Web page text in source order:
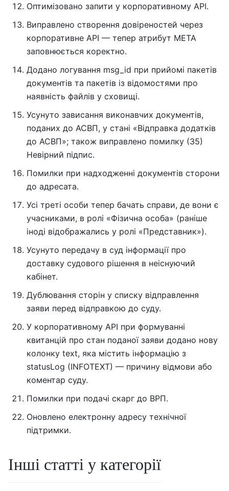
Оптимізовано запити у корпоративному API.
Виправлено створення довіреностей через
корпоративне API — тепер атрибут META
заповнюється коректно.
Додано логування msg_id при прийомі пакетів
документів та пакетів із відомостями про
наявність файлів у сховищі.
Усунуто зависання виконавчих документів,
поданих до АСВП, у стані «Відправка додатків
до АСВП»; також виправлено помилку (35)
Невірний підпис.
Помилки при надходженні документів сторони
до адресата.
Усі треті особи тепер бачать справи, де вони є
учасниками, в ролі «Фізична особа» (раніше
іноді відображались у ролі «Представник»).
Усунуто передачу в суд інформації про
доставку судового рішення в неіснуючий
кабінет.
Дублювання сторін у списку відправлення
заяви перед відправкою до суду.
У корпоративному API при формуванні
квитанцій про стан поданої заяви додано нову
колонку text, яка містить інформацію з
statusLog (INFOTEXT) — причину відмови або
коментар суду.
Помилки при подачі скарг до ВРП.
Оновлено електронну адресу технічної
підтримки.
Інші статті у категорії